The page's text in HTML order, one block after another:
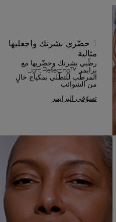
1 حضّري بشرتك واجعليها
مثالية
رطّبي بشرتك وحضّريها مع
برايمر ™Light Reflecting
المرطّب للتطّلي بمكياج خالٍ
من الشوائب.
تسوّقي البرايمر